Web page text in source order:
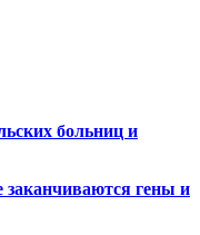
больниц и
заканчиваются гены и